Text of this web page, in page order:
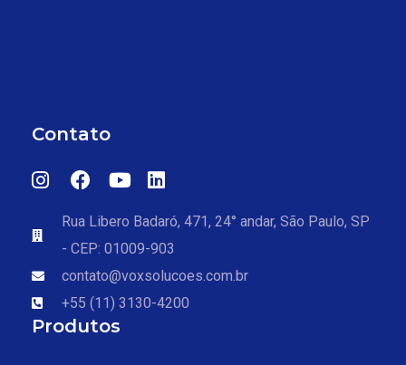
Contato
Rua Libero Badaró, 471, 24° andar, São Paulo, SP
- CEP: 01009-903
contato@voxsolucoes.com.br
+55 (11) 3130-4200
Produtos